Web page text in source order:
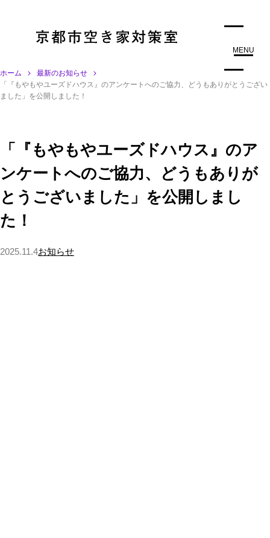
MENU
ホーム
最新のお知らせ
「『もやもやユーズドハウス』のアンケートへのご協力、どうもありがとうござい
ました」を公開しました！
「『もやもやユーズドハウス』のア
ンケートへのご協力、どうもありが
とうございました」を公開しまし
た！
2025.11.4お知らせ